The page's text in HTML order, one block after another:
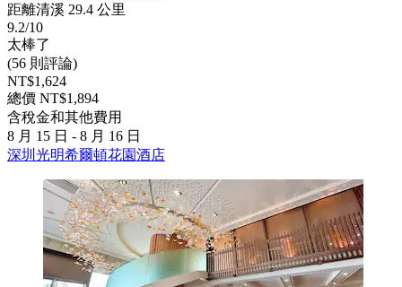
距離清溪 29.4 公里
9.2/10
太棒了
(56 則評論)
NT$1,624
總價 NT$1,894
含稅金和其他費用
8 月 15 日 - 8 月 16 日
深圳光明希爾頓花園酒店